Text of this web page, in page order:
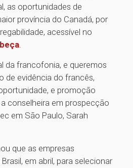
as oportunidades de
província do Canadá, por
acessível no
.
da francofonia, e queremos
de evidência do francês,
e promoção
conselheira em prospecção
em São Paulo, Sarah
que as empresas
em abril, para selecionar